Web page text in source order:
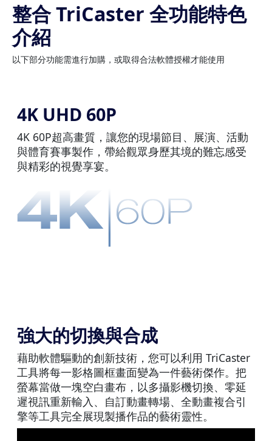
整合 TriCaster 全功能特色
介紹
以下部分功能需進行加購，或取得合法軟體授權才能使用
4K UHD 60P
4K 60P超高畫質，讓您的現場節目、展演、活動
與體育賽事製作，帶給觀眾身歷其境的難忘感受
與精彩的視覺享宴。
強大的切換與合成
藉助軟體驅動的創新技術，您可以利用 TriCaster
工具將每一影格圖框畫面變為一件藝術傑作。把
螢幕當做一塊空白畫布，以多攝影機切換、零延
遲視訊重新輸入、自訂動畫轉場、全動畫複合引
擎等工具完全展現製播作品的藝術靈性。